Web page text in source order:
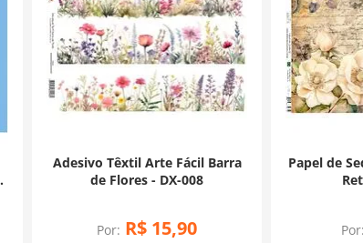
Adesivo Têxtil Arte Fácil Barra
de Flores - DX-008
Por: R$ 15,90
Papel de
Por: